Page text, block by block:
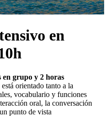
en
en grupo y 2 horas
está orientado tanto a la
vocabulario y funciones
oral, la conversación
punto de vista